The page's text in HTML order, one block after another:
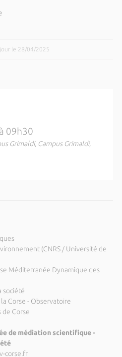
le 28/04/2025
09h30
Grimaldi, Campus Grimaldi,
(CNRS / Université de
Méditerranée Dynamique des
société
Corse - Observatoire
de Corse
de médiation scientifique -
corse.fr